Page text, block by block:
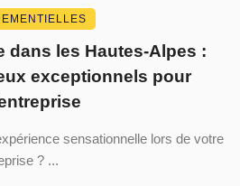
dans les Hautes-Alpes :
exceptionnels pour
sensationnelle lors de votre
? ...